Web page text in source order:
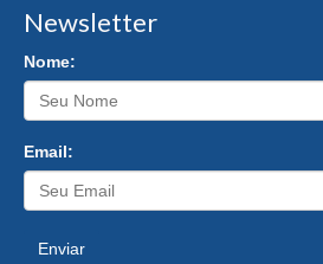
Newsletter
Nome:
Email:
Enviar